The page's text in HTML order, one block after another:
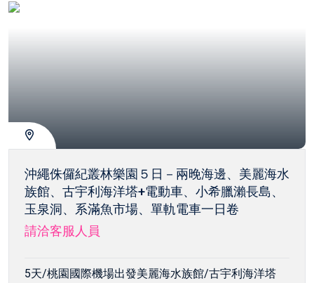
沖繩侏儸紀叢林樂園５日－兩晚海邊、美麗海水
族館、古宇利海洋塔+電動車、小希臘瀨長島、
玉泉洞、系滿魚市場、單軌電車一日卷
請洽客服人員
5天/桃園國際機場出發美麗海水族館/古宇利海洋塔